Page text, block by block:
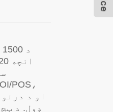
ډول. د